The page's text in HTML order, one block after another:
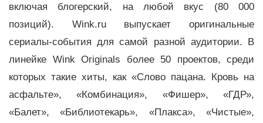
включая блогерский, на любой вкус (80 000
позиций). Wink.ru выпускает оригинальные
сериалы-события для самой разной аудитории. В
линейке Wink Originals более 50 проектов, среди
которых такие хиты, как «Слово пацана. Кровь на
асфальте», «Комбинация», «Фишер», «ГДР»,
«Балет», «Библиотекарь», «Плакса», «Чистые»,